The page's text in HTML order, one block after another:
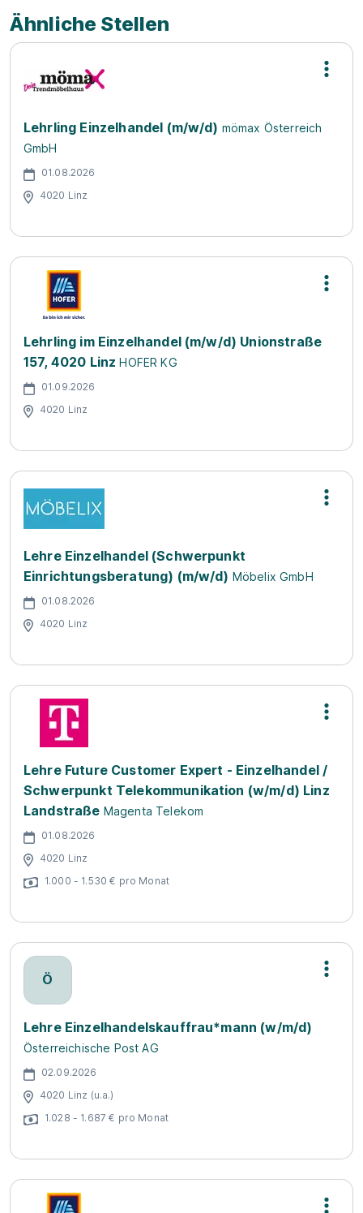
Ähnliche Stellen
Lehrling Einzelhandel (m/w/d) mömax Österreich
GmbH
01.08.2026
4020 Linz
Lehrling im Einzelhandel (m/w/d) Unionstraße
157, 4020 Linz HOFER KG
01.09.2026
4020 Linz
Lehre Einzelhandel (Schwerpunkt
Einrichtungsberatung) (m/w/d) Möbelix GmbH
01.08.2026
4020 Linz
Lehre Future Customer Expert - Einzelhandel /
Schwerpunkt Telekommunikation (w/m/d) Linz
Landstraße Magenta Telekom
01.08.2026
4020 Linz
1.000 - 1.530 € pro Monat
Ö
Lehre Einzelhandelskauffrau*mann (w/m/d)
Österreichische Post AG
02.09.2026
4020 Linz (u.a.)
1.028 - 1.687 € pro Monat